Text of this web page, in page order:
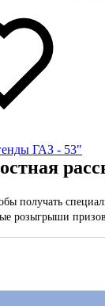
ГАЗ - 53"
получать
розыгрыши